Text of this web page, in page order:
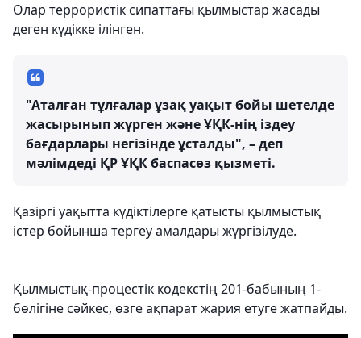
Олар террористік сипаттағы қылмыстар жасады
деген күдікке ілінген.
"Аталған тұлғалар ұзақ уақыт бойы шетелде
жасырынып жүрген және ҰҚК-нің іздеу
бағдарлары негізінде ұсталды", – деп
мәлімдеді ҚР ҰҚК баспасөз қызметі.
Қазіргі уақытта күдіктілерге қатысты қылмыстық
істер бойынша тергеу амалдары жүргізілуде.
Қылмыстық-процестік кодекстің 201-бабының 1-
бөлігіне сәйкес, өзге ақпарат жария етуге жатпайды.